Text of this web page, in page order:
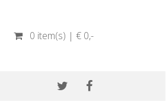
0 item(s) | € 0,-